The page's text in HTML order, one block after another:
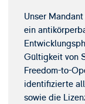
Unser
ein
Gültigkeit von
Freedom-to-
identifizierte
sowie die